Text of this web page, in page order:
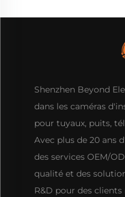
Shenzhen Beyond
dans les caméras
pour tuyaux, puits,
Avec plus de 20 ans
des services OEM/
qualité et des
R&D pour des